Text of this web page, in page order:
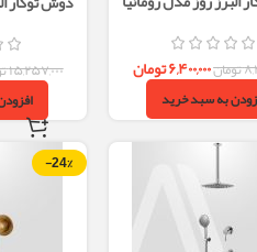
تومان۶,۴۰۰,۰۰۰تومان
به سبد خرید
۱۵,۲۵۷,۰۰۰
-24%